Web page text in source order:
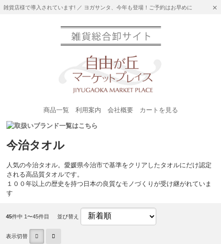
雑貨店様で導入されています! ／ ヨガサンタ、今年も登場！ご予約はお早めに
商品一覧 利用案内 会社概要 カートを見る
今治タオル
人気の今治タオル。愛媛県今治市で基準をクリアしたタオルにだけ認定
される高品質タオルです。
１００年以上の歴史を持つ日本の良質なモノづくりが受け継がれていま
す
45件中 1〜45件目 並び替え
表示切替